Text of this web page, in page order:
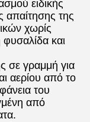
ειδικής
απαίτησης της
χωρίς
φυσαλίδα και
σε γραμμή για
αερίου από το
του
από